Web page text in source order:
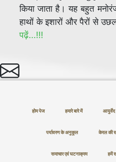
किया जाता है। यह बहुत
हाथों के इशारों और पैरों से
पढ़ें...!!!
होम पेज हमारे बारे में आयुर्वेद
पर्यावरण के अनुकूल केरल की
समाचार एवं घटनाक्रम हमें